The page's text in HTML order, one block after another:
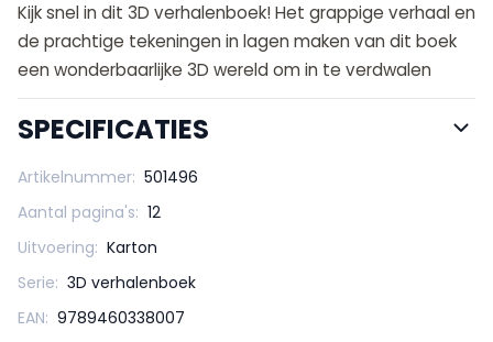
Kijk snel in dit 3D verhalenboek! Het grappige verhaal en
de prachtige tekeningen in lagen maken van dit boek
een wonderbaarlijke 3D wereld om in te verdwalen
SPECIFICATIES
Artikelnummer: 501496
Aantal pagina's: 12
Uitvoering: Karton
Serie: 3D verhalenboek
EAN: 9789460338007